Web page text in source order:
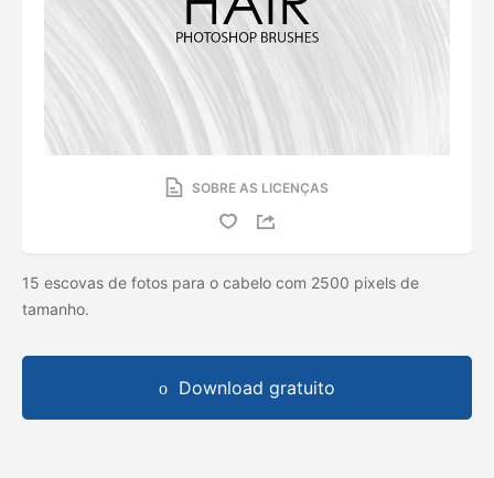
SOBRE AS LICENÇAS
15 escovas de fotos para o cabelo com 2500 pixels de
tamanho.
Download gratuito